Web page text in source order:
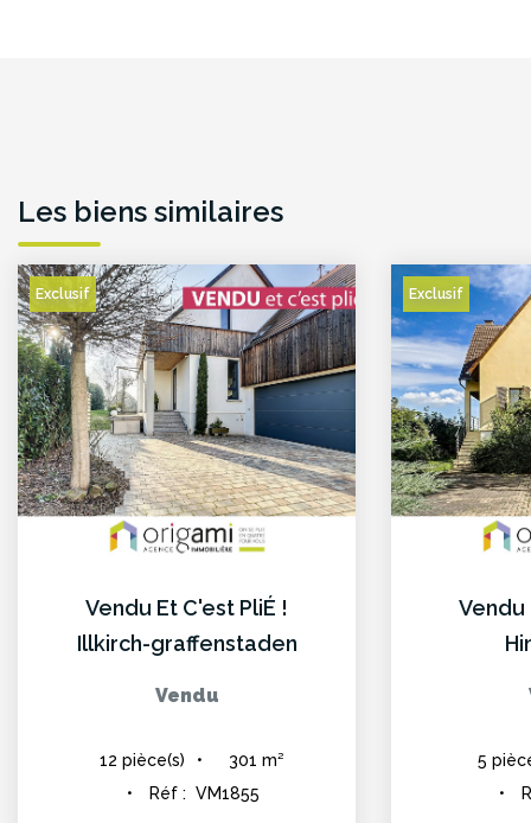
Les biens similaires
Exclusif
Vendu Et C'est PliÉ !
Illkirch-graffenstaden
Vendu
12 pièce(s) 301 m²
Réf : VM1855
Exclusif
Vendu
5